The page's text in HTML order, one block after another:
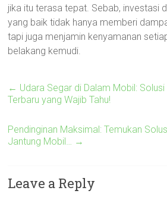
jika itu terasa tepat. Sebab, investasi
yang baik tidak hanya memberi
tapi juga menjamin kenyamanan
belakang kemudi.
← Udara Segar di Dalam Mobil:
Terbaru yang Wajib Tahu!
Pendinginan Maksimal: Temukan
Jantung Mobil… →
Leave a Reply